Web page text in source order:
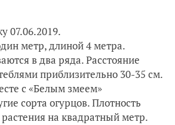
07.06.2019.
метр, длиной 4 метра.
в два ряда. Расстояние
приблизительно 30-35 см.
с «Белым змеем»
сорта огурцов. Плотность
на квадратный метр.